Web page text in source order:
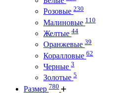
Розовые 230
Малиновые 110
Желтые 44
Оранжевые 39
Коралловые 62
Черные 3
Золотые 5
Размер 780